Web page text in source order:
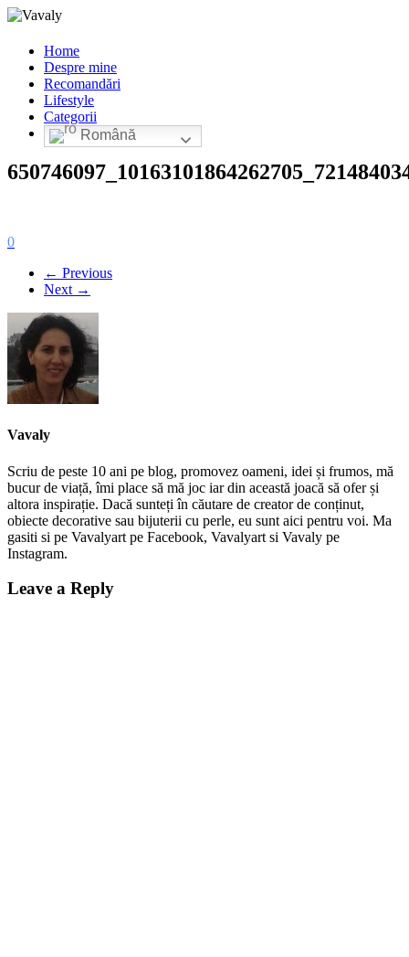
Home
Despre mine
Recomandări
Lifestyle
Categorii
Română
0
← Previous
Next →
Vavaly
Scriu de peste 10 ani pe blog, promovez oameni, idei și frumos, mă
bucur de viață, îmi place să mă joc iar din această joacă să ofer și
altora inspirație. Dacă sunteți în căutare de creator de conținut,
obiecte decorative sau bijuterii cu perle, eu sunt aici pentru voi. Ma
gasiti si pe Vavalyart pe Facebook, Vavalyart si Vavaly pe
Instagram.
Leave a Reply